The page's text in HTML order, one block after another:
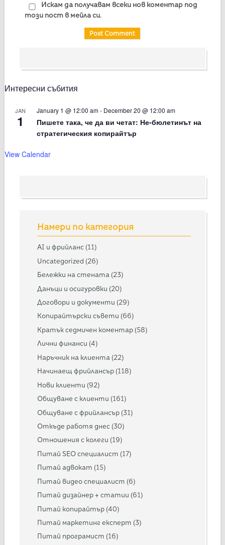
Искам да получавам всеки нов коментар под
този пост в мейла си.
Интересни събития
JAN
1
January 1 @ 12:00 am- December 20 @ 12:00 am
Пишете така, че да ви четат: Не-бюлетинът на
стратегическия копирайтър
View Calendar
Намери по категория
AI и фрийланс (11)
Uncategorized (26)
Бележки на стената (23)
Данъци и осигуровки (20)
Договори и документи (29)
Копирайтърски съвети (66)
Кратък седмичен коментар (58)
Лични финанси (4)
Наръчник на клиента (22)
Начинаещ фрийлансър (118)
Нови клиенти (92)
Общуване с клиенти (161)
Общуване с фрийлансър (31)
Откъде работя днес (30)
Отношения с колеги (19)
Питай SEO специалист (17)
Питай адвокат (15)
Питай видео специалист (6)
Питай дизайнер + статии (61)
Питай копирайтър (40)
Питай маркетинг експерт (3)
Питай програмист (16)